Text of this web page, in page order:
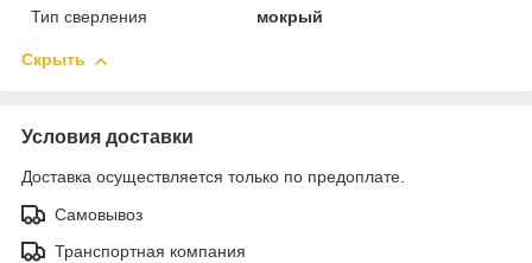
Тип сверления
мокрый
Скрыть
Условия доставки
Доставка осуществляется только по предоплате.
Самовывоз
Транспортная компания